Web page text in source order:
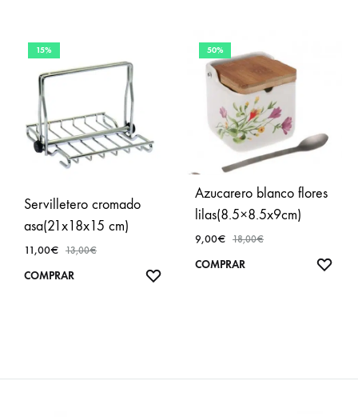
15%
Servilletero cromado
asa(21x18x15 cm)
11,00€ 13,00€
COMPRAR
50%
Azucarero blanco flores
lilas(8.5×8.5x9cm)
9,00€ 18,00€
COMPRAR